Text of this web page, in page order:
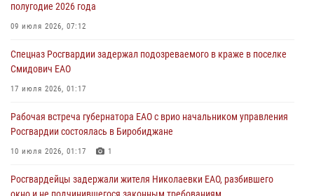
Правила приобретения нарезного оружия изменены: минимальный
стаж владения сокращён до трёх лет
полугодие 2026 года
09 июля 2026, 07:12
Спецназ Росгвардии задержал подозреваемого в краже в поселке
Смидович ЕАО
17 июля 2026, 01:17
Рабочая встреча губернатора ЕАО с врио начальником управления
Росгвардии состоялась в Биробиджане
10 июля 2026, 01:17 1
Росгвардейцы задержали жителя Николаевки ЕАО, разбившего